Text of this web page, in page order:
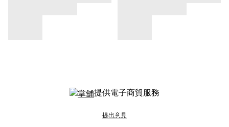
提供電子商貿服務
提出意見